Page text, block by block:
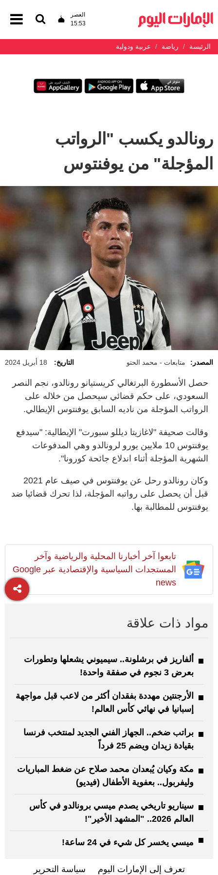
العصر
15:53
الرئيسة رياضة عربية ودولية
رونالدو يكسب "الرواتب
المؤجلة" من يوفنتوس
المصدر: متابعات - محمد الحتو التاريخ: 18 أبريل 2024
حصل الأسطورة البرتغالي كريستيانو رونالدو، نجم النصر
السعودي، على حكم قضائي سيحصل من خلاله على
الرواتب المؤجلة من ناديه السابق يوفنتوس الإيطالي.
وقالت صحيفة "لاغازيتا ديللو سبورت" الإيطالية: "سيدفع
يوفنتوس 10 ملايين يورو لرونالدو وهي المدفوعات
الشهرية المؤجلة أثناء اندلاع جائحة كورونا".
وكان رونالدو رحل عن يوفنتوس في صيف عام 2021
قبل أن يحصل على رواتبه المؤجلة، لذا تحرك قضائيا ضد
يوفنتوس للمطالبة بها.
تابعوا آخر أخبارنا المحلية والرياضية وآخر
المستجدات السياسية والإقتصادية عبر Google
news
مواد ذات علاقة
ألفاريز في برشلونة.. سيميوني يشعلها وتطورات
بعرض 3 نجوم في صفقة واحدة!
الأرجنتين مهددة بفقدان أكثر من لاعب قبل مواجهة
إسبانيا في نهائي كأس العالم!
براتب ضخم.. الجهاز الفني الجديد لمنتخب فرنسا
بقيادة زيدان ويضم 25 فرداً
مكة وكيان يُبعدان محمد صلاح عن ضغط المباريات
وليفربول.. بعفوية الأطفال (فيديو)
سيناريو تاريخي يصدم ميسي برونالدو في كأس
العالم 2026.. "المشهد الأخير"!
ميسي يخسر كل شيء في 24 ساعة!
تعرف إلى الإمارات اليوم سياسة التحرير